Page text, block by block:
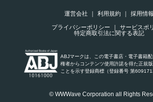
運営会社 利用規約
採用情報
プライバシーポリシー
サービスポ
特定商取引法に関する表記
ABJマークは、この電子書店・電子書籍
権者からコンテンツ使用許諾を得た正規
ことを示す登録商標（登録番号 第
© WWWave Corporation all Rights